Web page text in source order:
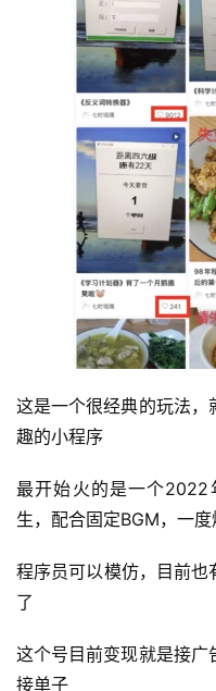
首
页
行
快
讯
这是一个很经典的玩法，
趣的小程序
最开始火的是一个2022
生，配合固定BGM，一
程序员可以模仿，目前也
了
这个号目前变现就是接广
接单子